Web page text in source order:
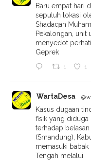
Baru empat hari
sepuluh lokasi
Shadaqah
Pekalongan, unit
menyedot
Geprek
1 1
WartaDesa
Kasus dugaan
fisik yang diduga
terhadap
(Smandung),
memasuki babak
Tengah melalui